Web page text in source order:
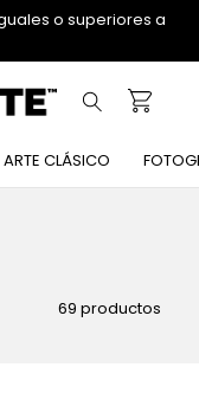
o superiores a
ARTE CLÁSICO
69 productos